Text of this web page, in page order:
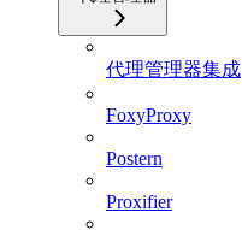
代理管理器集成
FoxyProxy
Postern
Proxifier